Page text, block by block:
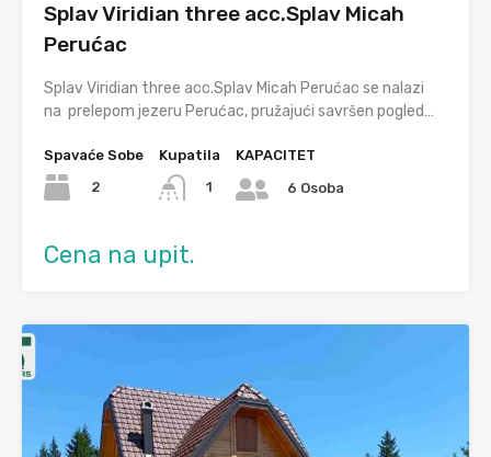
Splav Viridian three acc.Splav Micah
Perućac
Splav Viridian three acc.Splav Micah Perućac se nalazi
na prelepom jezeru Perućac, pružajući savršen pogled…
Spavaće Sobe
2
Kupatila
1
KAPACITET
6 Osoba
Cena na upit.